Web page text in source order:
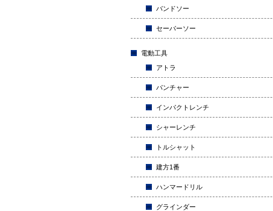
バンドソー
セーバーソー
電動工具
アトラ
パンチャー
インパクトレンチ
シャーレンチ
トルシャット
建方1番
ハンマードリル
グラインダー